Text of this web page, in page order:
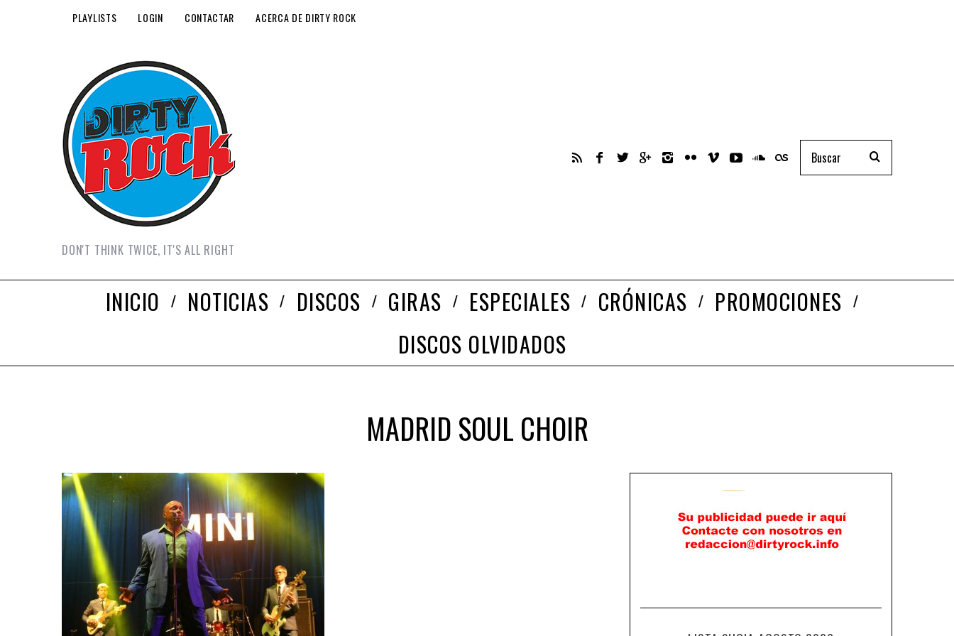
PLAYLISTS LOGIN CONTACTAR ACERCA DE DIRTY ROCK
DON'T THINK TWICE, IT'S ALL RIGHT
INICIO NOTICIAS DISCOS GIRAS ESPECIALES CRÓNICAS
PROMOCIONES
DISCOS OLVIDADOS
MADRID SOUL CHOIR